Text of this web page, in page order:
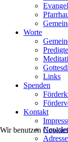
Worte
Links
Spenden
Kontakt
Wir benutzen Cookies